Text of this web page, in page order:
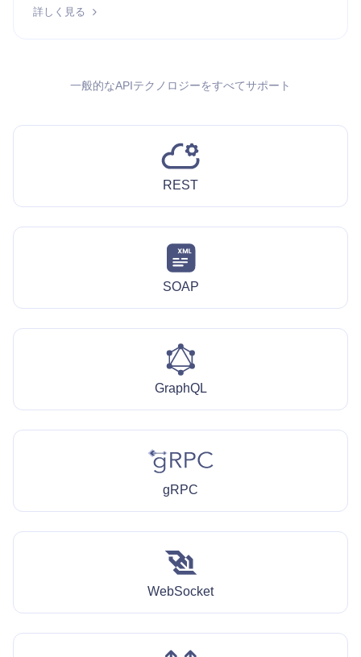
詳しく見る
一般的なAPIテクノロジーをすべてサポート
REST
SOAP
GraphQL
gRPC
WebSocket